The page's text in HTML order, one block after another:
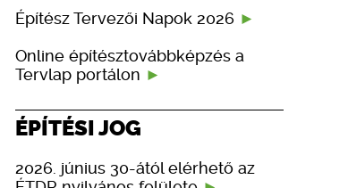
Építész Tervezői Napok 2026
Online építésztovábbképzés a
Tervlap portálon
ÉPÍTÉSI JOG
2026. június 30-ától elérhető az